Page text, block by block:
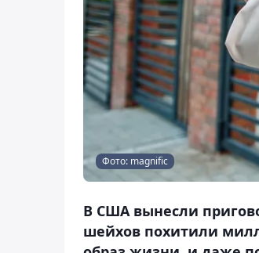
Фото: magnific
В США вынесли
шейхов похитили